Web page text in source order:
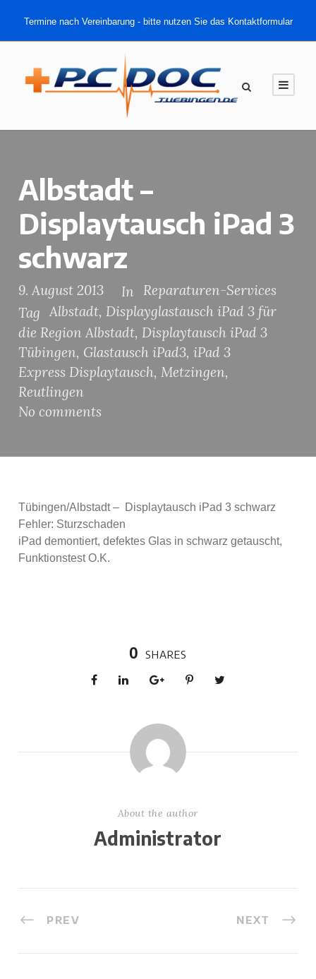
Termine nach Vereinbarung - bitte nutzen Sie das Kontaktformular
Albstadt –
Displaytausch iPad 3
schwarz
9. August 2013 In
Reparaturen-Services
Tag Albstadt, Displayglastausch iPad 3 für
die Region Albstadt, Displaytausch iPad 3
Tübingen, Glastausch iPad3, iPad 3
Express Displaytausch, Metzingen,
Reutlingen
No comments
Tübingen/Albstadt – Displaytausch iPad 3 schwarz
Fehler: Sturzschaden
iPad demontiert, defektes Glas in schwarz getauscht,
Funktionstest O.K.
0 SHARES
About the author
Administrator
PREV NEXT